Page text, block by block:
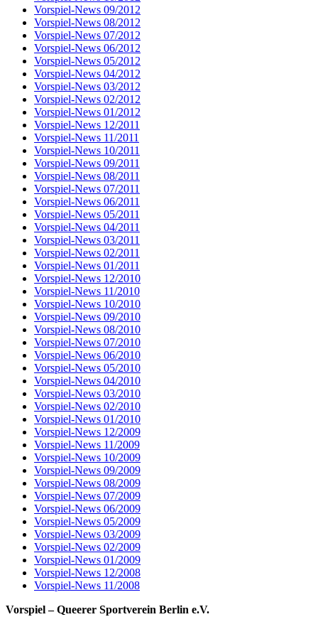
Vorspiel-News 09/2012
Vorspiel-News 08/2012
Vorspiel-News 07/2012
Vorspiel-News 06/2012
Vorspiel-News 05/2012
Vorspiel-News 04/2012
Vorspiel-News 03/2012
Vorspiel-News 02/2012
Vorspiel-News 01/2012
Vorspiel-News 12/2011
Vorspiel-News 11/2011
Vorspiel-News 10/2011
Vorspiel-News 09/2011
Vorspiel-News 08/2011
Vorspiel-News 07/2011
Vorspiel-News 06/2011
Vorspiel-News 05/2011
Vorspiel-News 04/2011
Vorspiel-News 03/2011
Vorspiel-News 02/2011
Vorspiel-News 01/2011
Vorspiel-News 12/2010
Vorspiel-News 11/2010
Vorspiel-News 10/2010
Vorspiel-News 09/2010
Vorspiel-News 08/2010
Vorspiel-News 07/2010
Vorspiel-News 06/2010
Vorspiel-News 05/2010
Vorspiel-News 04/2010
Vorspiel-News 03/2010
Vorspiel-News 02/2010
Vorspiel-News 01/2010
Vorspiel-News 12/2009
Vorspiel-News 11/2009
Vorspiel-News 10/2009
Vorspiel-News 09/2009
Vorspiel-News 08/2009
Vorspiel-News 07/2009
Vorspiel-News 06/2009
Vorspiel-News 05/2009
Vorspiel-News 03/2009
Vorspiel-News 02/2009
Vorspiel-News 01/2009
Vorspiel-News 12/2008
Vorspiel-News 11/2008
Vorspiel – Queerer Sportverein Berlin e.V.